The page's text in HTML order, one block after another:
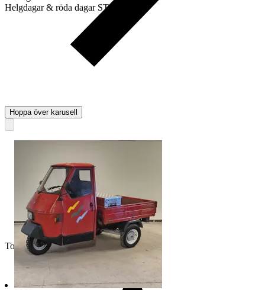
Helgdagar & röda dagar STÄNGT
Toppsäljare
Hoppa över karusell